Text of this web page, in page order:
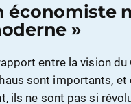
économiste
»
entre la vision
sont importants,
ils ne sont pas si